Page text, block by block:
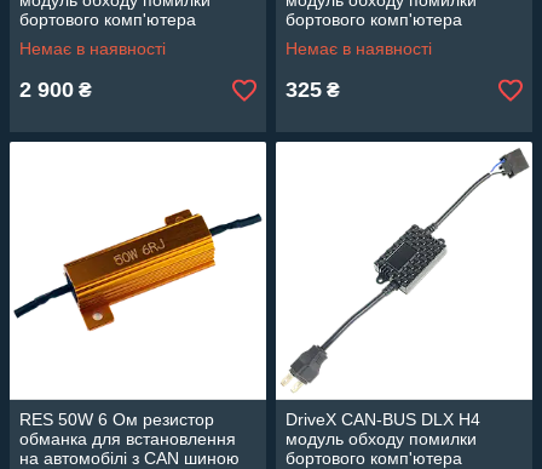
бортового комп'ютера
Немає в наявності
2 900 ₴
бортового комп'ютера
Немає в наявності
325 ₴
RES 50W 6 Ом резистор
обманка для встановлення
на автомобілі з CAN шиною
DriveX CAN-BUS DLX H4
модуль обходу помилки
бортового комп'ютера